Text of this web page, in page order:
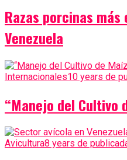
Razas porcinas
Venezuela
Internacionales10 years de
“Manejo del Cultivo
Avicultura8 years de